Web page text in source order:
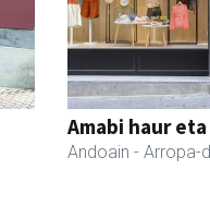
Amabi haur
Andoain - Arropa-